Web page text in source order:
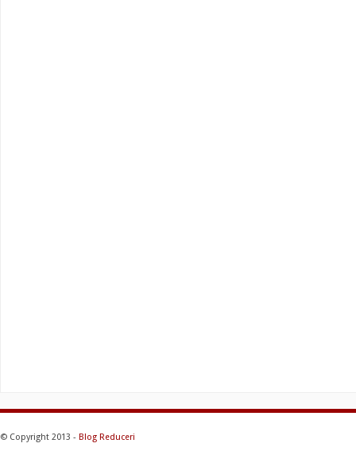
© Copyright 2013 - Blog Reduceri